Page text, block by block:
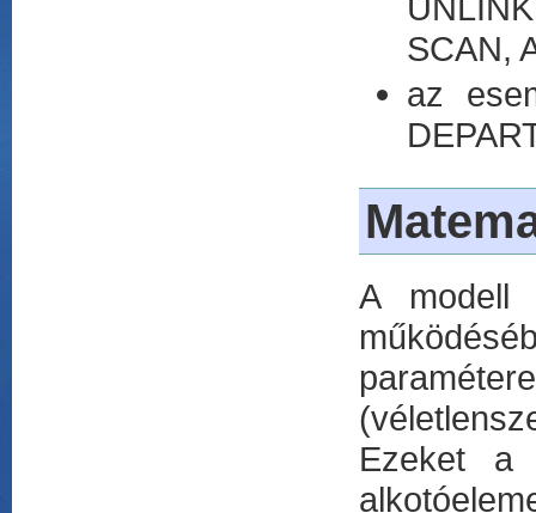
SCAN,
az
A modell
Ezeket a